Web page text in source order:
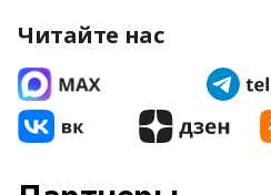
Читайте нас